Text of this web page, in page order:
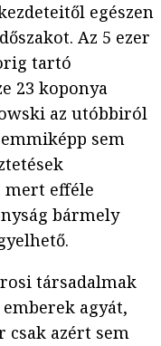
egészen
Az 5 ezer
tartó
23 koponya
az utóbbiról
sem
mert efféle
bármely
társadalmak
agyát,
csak azért sem